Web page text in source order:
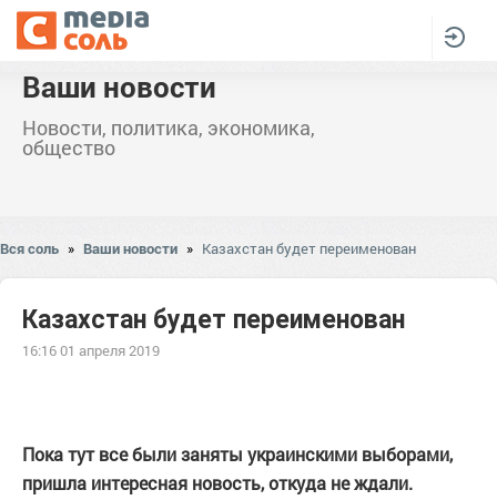
Ваши новости
Новости, политика, экономика,
общество
Вся соль » Ваши новости » Казахстан будет переименован
Казахстан будет переименован
16:16 01 апреля 2019
Пока тут все были заняты украинскими выборами,
пришла интересная новость, откуда не ждали.